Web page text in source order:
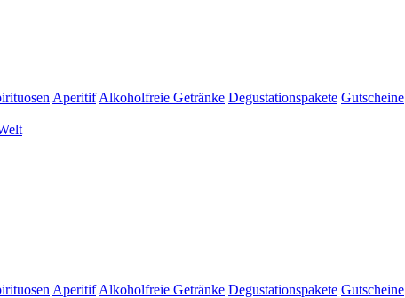
Aperitif Alkoholfreie Getränke Degustationspakete Gutscheine
Aperitif Alkoholfreie Getränke Degustationspakete Gutscheine